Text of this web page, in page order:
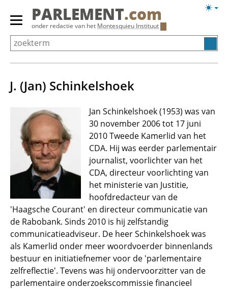
Overslaan
Primair
menu
tonen/verbergen
PARLEMENT.com
onder redactie van het Montesquieu Instituut
J. (Jan) Schinkelshoek
Jan Schinkelshoek (1953) was van
30 november 2006 tot 17 juni
2010 Tweede Kamerlid van het
CDA. Hij was eerder parlementair
journalist, voorlichter van het
CDA, directeur voorlichting van
het ministerie van Justitie,
hoofdredacteur van de
'Haagsche Courant' en directeur communicatie van
de Rabobank. Sinds 2010 is hij zelfstandig
communicatieadviseur. De heer Schinkelshoek was
als Kamerlid onder meer woordvoerder binnenlands
bestuur en initiatiefnemer voor de 'parlementaire
zelfreflectie'. Tevens was hij ondervoorzitter van de
parlementaire onderzoekscommissie financieel